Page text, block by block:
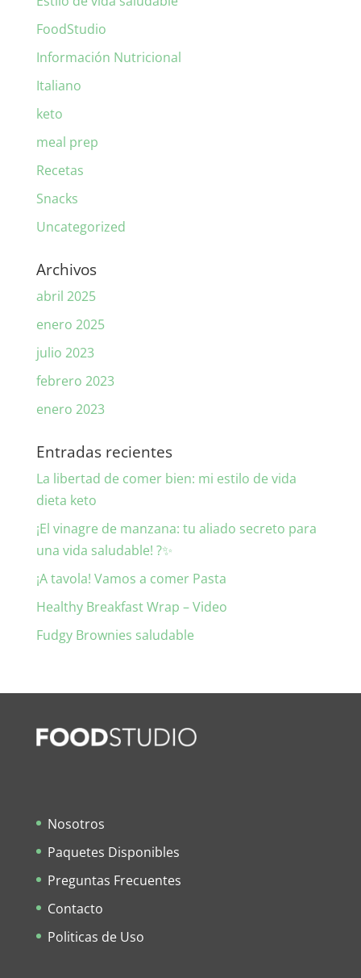
FoodStudio
Información Nutricional
Italiano
keto
meal prep
Recetas
Snacks
Uncategorized
Archivos
abril 2025
enero 2025
julio 2023
febrero 2023
enero 2023
Entradas recientes
La libertad de comer bien: mi estilo de vida
dieta keto
¡El vinagre de manzana: tu aliado secreto para
una vida saludable! ?✨
¡A tavola! Vamos a comer Pasta
Healthy Breakfast Wrap – Video
Fudgy Brownies saludable
Nosotros
Paquetes Disponibles
Preguntas Frecuentes
Contacto
Politicas de Uso